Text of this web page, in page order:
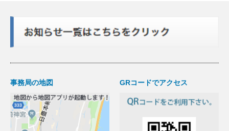
事務局の地図 GRコードでアクセス